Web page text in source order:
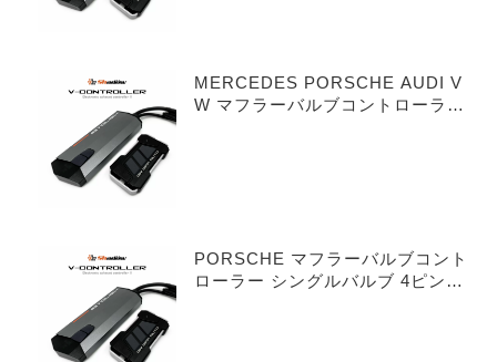
MERCEDES PORSCHE AUDI V
W マフラーバルブコントローラー
PORSCHE マフラーバルブコント
ローラー シングルバルブ 4ピンタ